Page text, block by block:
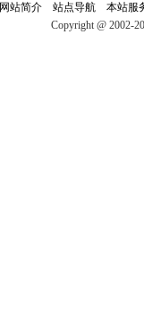
网站简介
站点导航
本站服
Copyright @ 2002-